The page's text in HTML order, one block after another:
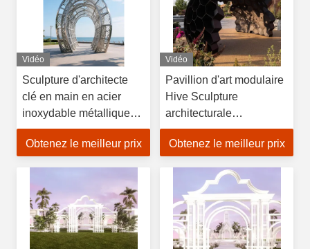
Vidéo
Sculpture d'architecte
clé en main en acier
inoxydable métallique
pour architectes et
promoteurs
Obtenez le meilleur prix
Vidéo
Pavillion d'art modulaire
Hive Sculpture
architecturale
personnalisée pour
paysage immobilier
Obtenez le meilleur prix